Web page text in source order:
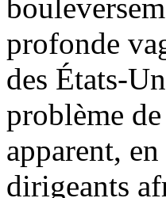
profonde
des États-
problème
apparent,
dirigeants